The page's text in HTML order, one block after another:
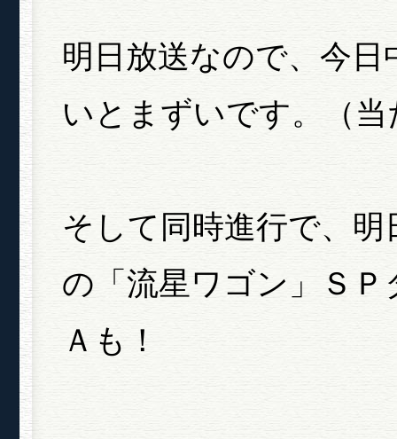
明日放送なので、今
いとまずいです。（
そして同時進行で、
の「流星ワゴン」Ｓ
Ａも！